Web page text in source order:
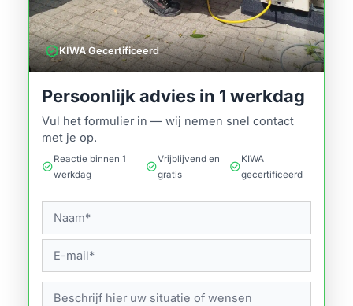
verifiedKIWA Gecertificeerd
Persoonlijk advies in 1 werkdag
Vul het formulier in — wij nemen snel contact
met je op.
check_circle
Reactie binnen 1
werkdag
check_circle
Vrijblijvend en
gratis
check_circle
KIWA
gecertificeerd